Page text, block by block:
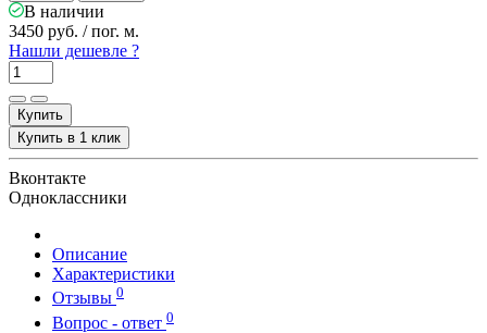
В наличии
3450 руб. / пог. м.
Нашли дешевле ?
Купить
Купить в 1 клик
Вконтакте
Одноклассники
Описание
Характеристики
Отзывы 0
Вопрос - ответ 0